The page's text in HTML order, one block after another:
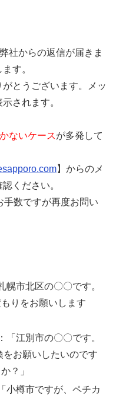
社からの返信が届きま
す。
とうございます。メッ
されます。
ないケースが多発して
】からのメ
ください。
手数ですが再度お問い
市北区の〇〇です。
りをお願いします
江別市の〇〇です。
お願いしたいのです
？」
小樽市ですが、ペチカ